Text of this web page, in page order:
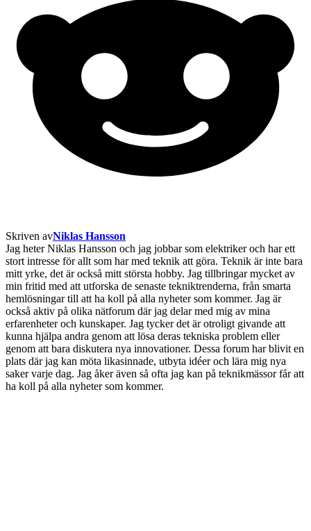
Skriven avNiklas Hansson
Jag heter Niklas Hansson och jag jobbar som elektriker och har ett
stort intresse för allt som har med teknik att göra. Teknik är inte bara
mitt yrke, det är också mitt största hobby. Jag tillbringar mycket av
min fritid med att utforska de senaste tekniktrenderna, från smarta
hemlösningar till att ha koll på alla nyheter som kommer. Jag är
också aktiv på olika nätforum där jag delar med mig av mina
erfarenheter och kunskaper. Jag tycker det är otroligt givande att
kunna hjälpa andra genom att lösa deras tekniska problem eller
genom att bara diskutera nya innovationer. Dessa forum har blivit en
plats där jag kan möta likasinnade, utbyta idéer och lära mig nya
saker varje dag. Jag åker även så ofta jag kan på teknikmässor får att
ha koll på alla nyheter som kommer.